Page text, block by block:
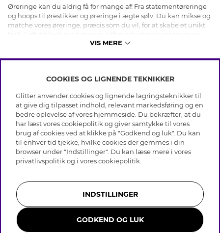
Øreringe kan du aldrig få for mange af! Fra statementøreringe
og hoops til ørestikker og øreringe i ægte sølv. Du kan mikse og
matche vores øreringe, præcis som du vil, for at skabe et unikt
dekoreret med glassten, eller gå efter et klassisk look med små
bijouteriøreringe eller tidløse øreringe i ægte sølv, har vi de
VIS MERE
INFO
Betingelser
Databeskyttelsespolitik
Cookies
Medlemsbetingelser
Job hos Glitter
Tilbagekaldelse
Gavekortsaldo
OM GLITTER
Black Friday
Vores butikker
Virksomhedens historie
Whistleblowing
Presse & Samarbejde
HJÆLP
Ofte stillede spørsmål
Kundeservice
Plejeråd skindhandsker
Størrelsesguide til ringe
Smykker i rustfrit stål
Bliv medlem
COOKIES OG LIGNENDE TEKNIKKER
Glitter anvender cookies og lignende lagringsteknikker til
at give dig tilpasset indhold, relevant markedsføring og en
bedre oplevelse af vores hjemmeside. Du bekræfter, at du
har læst vores cookiepolitik og giver samtykke til vores
brug af cookies ved at klikke på "Godkend og luk". Du kan
til enhver tid tjekke, hvilke cookies der gemmes i din
browser under "Indstillinger". Du kan læse mere i vores
privatlivspolitik og i vorescookiepolitik
INDSTILLINGER
GODKEND OG LUK